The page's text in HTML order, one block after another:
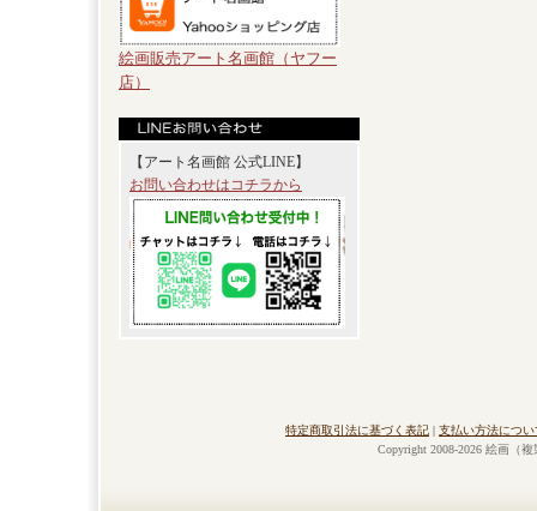
絵画販売アート名画館（ヤフー
店）
【アート名画館 公式LINE】
お問い合わせはコチラから
特定商取引法に基づく表記 | 支払い方法につい
Copyright 2008-2026 絵画（